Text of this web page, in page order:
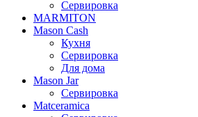
Сервировка
MARMITON
Mason Cash
Кухня
Сервировка
Для дома
Mason Jar
Сервировка
Matceramica